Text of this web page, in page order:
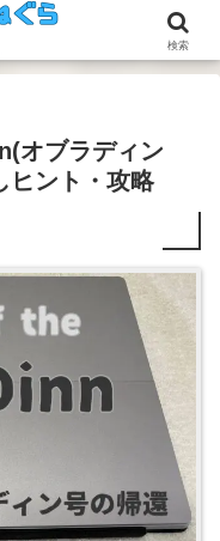
面白い！
オブラディン
ヒント・攻略
検索